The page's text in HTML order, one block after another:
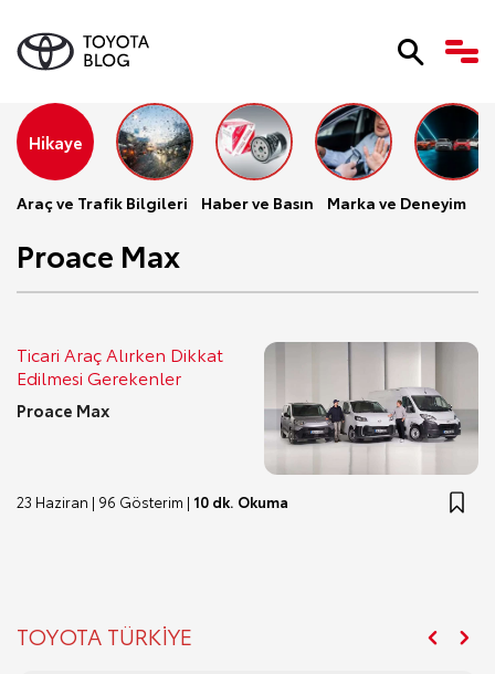
Hikaye
Araç ve Trafik Bilgileri Haber ve Basın Marka ve Deneyim
Proace Max
Ticari Araç Alırken Dikkat
Edilmesi Gerekenler
Proace Max
23 Haziran | 96 Gösterim | 10 dk. Okuma
TOYOTA TÜRKİYE